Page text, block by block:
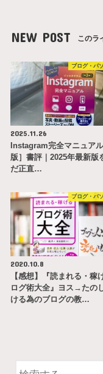
NEW POST このラ
ブログ・パ
2025.11.26
Instagram完全マニュア
版］書評｜2025年最新版
だ正直…
ブログ・パ
2020.10.8
【感想】『読まれる・稼
ログ術大全』ヨス→たの
ける為のブログの教…